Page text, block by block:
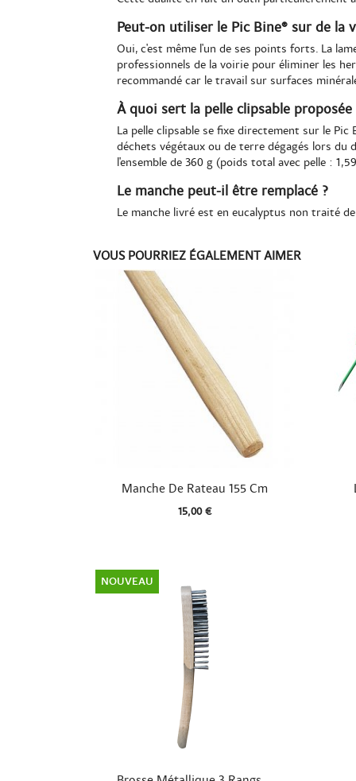
Peut-on utiliser le Pic Bine® sur de la
Oui, c'est même l'un de ses points forts. La
professionnels de la voirie pour éliminer les
recommandé car le travail sur surfaces
À quoi sert la pelle clipsable
La pelle clipsable se fixe directement sur le
déchets végétaux ou de terre dégagés lors
l'ensemble de 360 g (poids total avec pelle :
Le manche peut-il être remplacé ?
Le manche livré est en eucalyptus non traité
VOUS POURRIEZ ÉGALEMENT AIMER
Aperçu rapide
Manche De Rateau 155 Cm
15,00 €
Aperçu rapide
NOUVEAU